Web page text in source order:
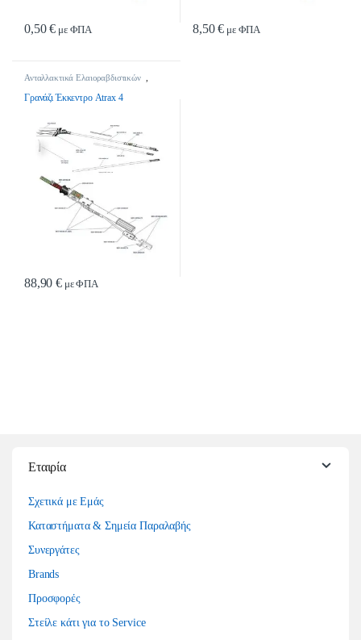
0,50€ με ΦΠΑ 8,50€ με ΦΠΑ
Ανταλλακτικά Ελαιοραβδιστικών
Γρανάζι Έκκεντρο Atrax 4
88,90€ με ΦΠΑ
Εταιρία
Σχετικά με Εμάς
Καταστήματα & Σημεία Παραλαβής
Συνεργάτες
Brands
Προσφορές
Στείλε κάτι για το Service